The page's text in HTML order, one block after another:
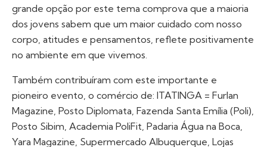
grande opção por este tema comprova que a maioria
dos jovens sabem que um maior cuidado com nosso
corpo, atitudes e pensamentos, reflete positivamente
no ambiente em que vivemos.
Também contribuíram com este importante e
pioneiro evento, o comércio de: ITATINGA = Furlan
Magazine, Posto Diplomata, Fazenda Santa Emília (Poli),
Posto Sibim, Academia PoliFit, Padaria Água na Boca,
Yara Magazine, Supermercado Albuquerque, Lojas